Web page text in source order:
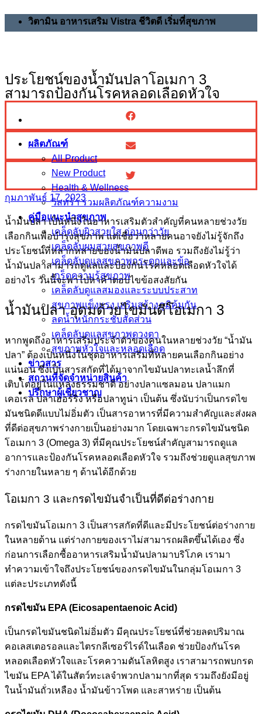
วิตามิน อาหารเสริม Vistra ชีวิตดี เริ่มที่สุขภาพ
ผลิตภัณฑ์
All Product
New Product
Health & Wellness
วิสทร้า รวมผลิตภัณฑ์ความงาม
คู่มือแนะนำสุขภาพ
เคล็ดลับผิวสวยใส อ่อนกว่าวัย
เคล็ดลับผมสวยสุขภาพดี
เคล็ดลับดูแลสุขภาพกระดูกและข้อ
เกร็ดความรู้สุขภาพ
เคล็ดลับดูแลสมองและระบบประสาท
สุขภาพแข็งแรง เสริมสร้างภูมิคุ้มกัน
ลดน้ำหนักกระชับสัดส่วน
เคล็ดลับดูแลสุขภาพดวงตา
สุขภาพหัวใจและหลอดเลือด
ข่าวสาร
สถานที่จัดจำหน่ายสินค้า
ปรึกษาผู้เชี่ยวชาญ
ประโยชน์ของน้ำมันปลาโอเมกา 3
สามารถป้องกันโรคหลอดเลือดหัวใจ
กุมภาพันธ์ 17, 2023
น้ำมันปลา เป็นหนึ่งในอาหารเสริมตัวสำคัญที่คนหลายช่วงวัย
เลือกกินเพื่อบำรุงสุขภาพ แต่เชื่อว่าหลายคนอาจยังไม่รู้จักถึง
ประโยชน์ที่หลากหลายของน้ำมันปลาดีพอ รวมถึงยังไม่รู้ว่า
น้ำมันปลาสามารถดูแลและป้องกันโรคหลอดเลือดหัวใจได้
อย่างไร วันนี้จะพาไปหาคำตอบไขข้อสงสัยกัน
น้ำมันปลา อุดมด้วยไขมันดีโอเมกา 3
หากพูดถึงอาหารเสริมประจำตัวของคนในหลายช่วงวัย “น้ำมัน
ปลา” ต้องเป็นหนึ่งในชุดอาหารเสริมที่หลายคนเลือกกินอย่าง
แน่นอน ซึ่งเป็นสารสกัดที่ได้มาจากไขมันปลาทะเลน้ำลึกที่
เติบโตอยู่ในแหล่งธรรมชาติ อย่างปลาแซลมอน ปลาแมก
เคอเรล ปลาเฮอร์ริง หรือปลาทูน่า เป็นต้น ซึ่งนับว่าเป็นกรดไข
มันชนิดดีแบบไม่อิ่มตัว เป็นสารอาหารที่มีความสำคัญและส่งผล
ที่ดีต่อสุขภาพร่างกายเป็นอย่างมาก โดยเฉพาะกรดไขมันชนิด
โอเมกา 3 (Omega 3) ที่มีคุณประโยชน์สำคัญสามารถดูแล
อาการและป้องกันโรคหลอดเลือดหัวใจ รวมถึงช่วยดูแลสุขภาพ
ร่างกายในหลาย ๆ ด้านได้อีกด้วย
โอเมกา 3 และกรดไขมันจำเป็นที่ดีต่อร่างกาย
กรดไขมันโอเมกา 3 เป็นสารสกัดที่ดีและมีประโยชน์ต่อร่างกาย
ในหลายด้าน แต่ร่างกายของเราไม่สามารถผลิตขึ้นได้เอง ซึ่ง
ก่อนการเลือกซื้ออาหารเสริมน้ำมันปลามาบริโภค เรามา
ทำความเข้าใจถึงประโยชน์ของกรดไขมันในกลุ่มโอเมกา 3
แต่ละประเภทดังนี้
กรดไขมัน EPA (Eicosapentaenoic Acid)
เป็นกรดไขมันชนิดไม่อิ่มตัว มีคุณประโยชน์ที่ช่วยลดปริมาณ
คอเลสเตอรอลและไตรกลีเซอร์ไรด์ในเลือด ช่วยป้องกันโรค
หลอดเลือดหัวใจและโรคความดันโลหิตสูง เราสามารถพบกรด
ไขมัน EPA ได้ในสัตว์ทะเลจำพวกปลามากที่สุด รวมถึงยังมีอยู่
ในน้ำมันถั่วเหลือง น้ำมันข้าวโพด และสาหร่าย เป็นต้น